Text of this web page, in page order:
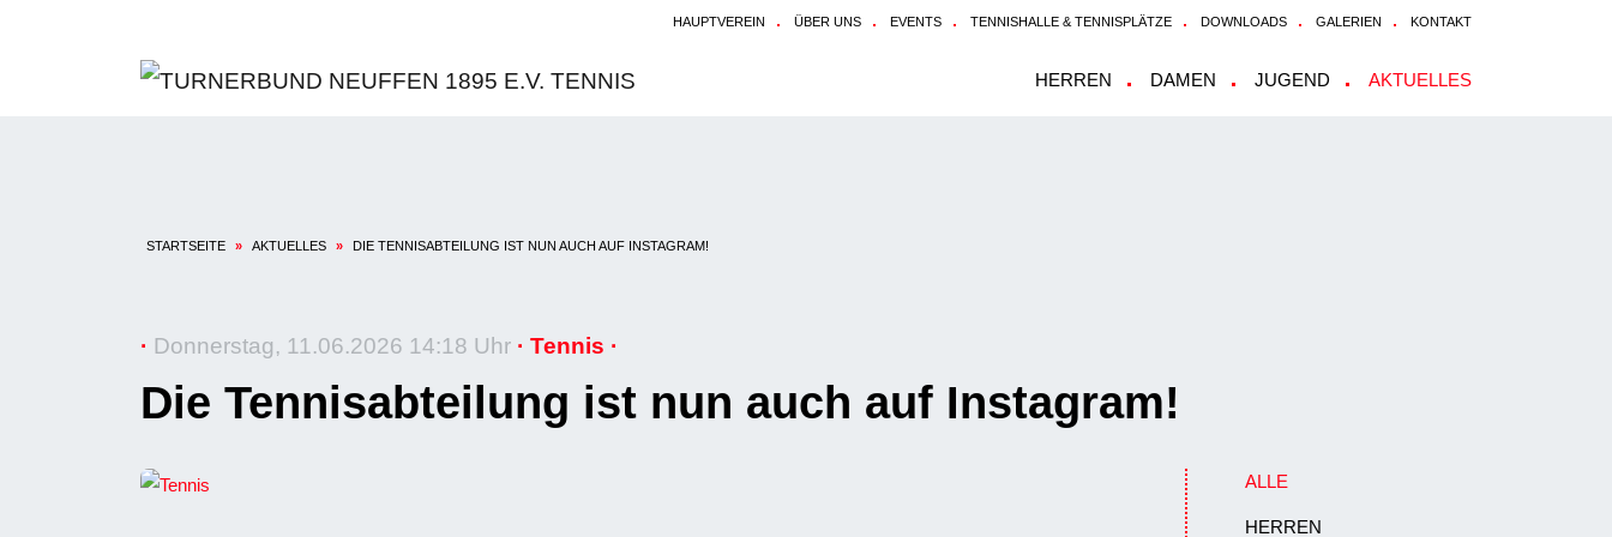
HAUPTVEREIN ÜBER UNS EVENTS TENNISHALLE & TENNISPLÄTZE DOWNLOADS GALERIEN KONTAKT
HERREN DAMEN JUGEND AKTUELLES
STARTSEITE » AKTUELLES » DIE TENNISABTEILUNG IST NUN AUCH AUF INSTAGRAM!
· Donnerstag, 11.06.2026 14:18 Uhr · Tennis ·
Die Tennisabteilung ist nun auch auf Instagram!
ALLE
HERREN